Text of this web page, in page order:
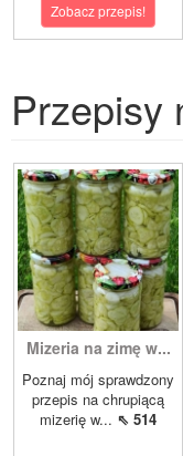
Zobacz przepis!
Przepisy
Mizeria na zimę w...
Poznaj mój sprawdzony
przepis na chrupiącą
mizerię w... ⇖ 514